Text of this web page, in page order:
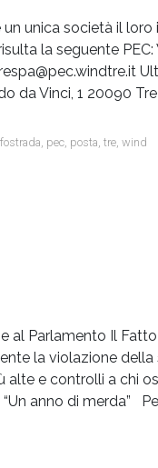
unica società il
la seguente PEC:
da Vinci, 1 20090
, pec, posta,tre,wind
al Parlamento Il
la violazione
alte e controlli a chi
anno di merda”